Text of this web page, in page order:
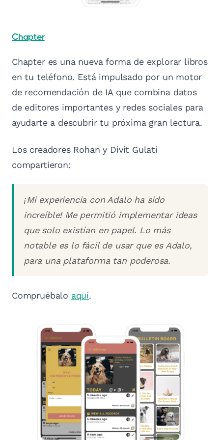
Chapter
Chapter es una nueva forma de explorar libros
en tu teléfono. Está impulsado por un motor
de recomendación de IA que combina datos
de editores importantes y redes sociales para
ayudarte a descubrir tu próxima gran lectura.
Los creadores Rohan y Divit Gulati
compartieron:
¡Mi experiencia con Adalo ha sido
increíble! Me permitió implementar ideas
que solo existían en papel. Lo más
notable es lo fácil de usar que es Adalo,
para una plataforma tan poderosa.
Compruébalo aquí.